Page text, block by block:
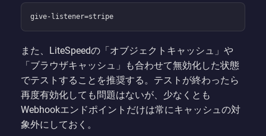
give-listener=stripe
また、LiteSpeedの「オブジェクトキャッシュ」や
「ブラウザキャッシュ」も合わせて無効化した状態
でテストすることを推奨する。テストが終わったら
再度有効化しても問題はないが、少なくとも
Webhookエンドポイントだけは常にキャッシュの対
象外にしておく。